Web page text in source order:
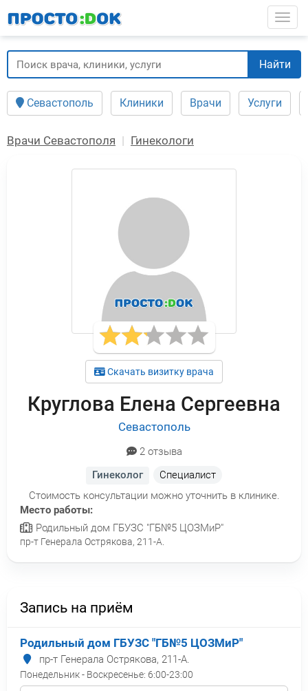
содержанию
Найти
Севастополь Клиники Врачи Услуги
Врачи Севастополя Гинекологи
Скачать визитку врача
Круглова Елена Сергеевна
Севастополь
2 отзыва
Гинеколог
Специалист
Стоимость консультации можно уточнить в клинике.
Место работы:
Родильный дом ГБУЗС "ГБ№5 ЦОЗМиР"
пр-т Генерала Острякова, 211-А.
Запись на приём
Родильный дом ГБУЗС "ГБ№5 ЦОЗМиР"
пр-т Генерала Острякова, 211-А.
Понедельник - Воскресенье: 6:00-23:00